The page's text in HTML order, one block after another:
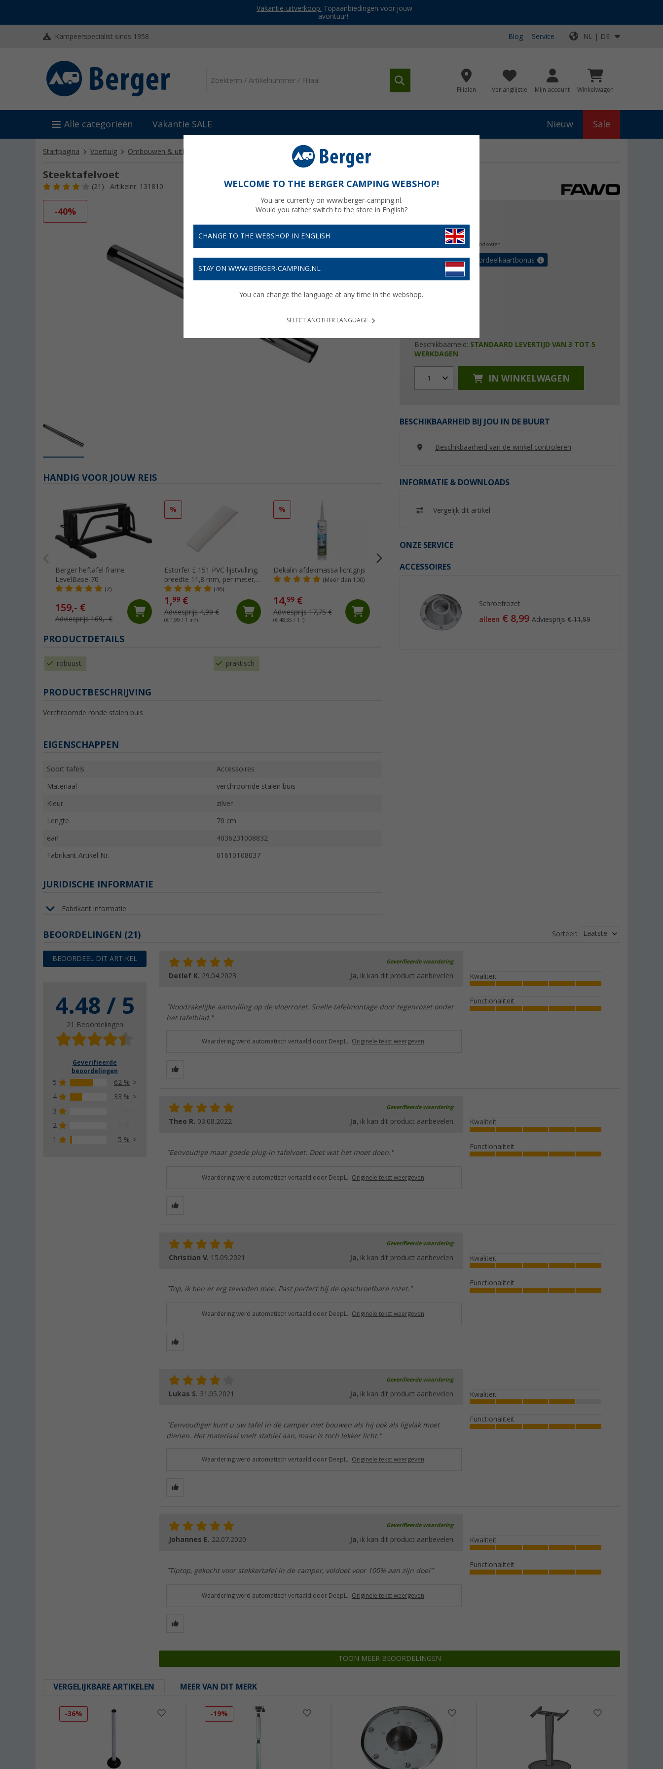
Vakantie-uitverkoop: Topaanbiedingen voor jouw
avontuur!
Kampeerspecialist sinds 1958 Blog Service NL | DE
Filialen Verlanglijstje Mijn account Winkelwagen
Alle categorieën Vakantie SALE Nieuw Sale
Startpagina Voertuig Ombouwen & uitbouwen Tafelsteunpoten en onderstellen Steektafelvoet
Steektafelvoet
(21) Artikelnr: 131810
-40%
€ 15,99
Prijzen incl. BTWplus verzendkosten
Verzeker tot 5% voordeelkaartbonus
Beschikbaarheid: STANDAARD LEVERTIJD VAN 3 TOT 5
WERKDAGEN
1 IN WINKELWAGEN
BESCHIKBAARHEID BIJ JOU IN DE BUURT
Beschikbaarheid van de winkel controleren
INFORMATIE & DOWNLOADS
Vergelijk dit artikel
ONZE SERVICE
ACCESSOIRES
Schroefrozet
alleen € 8,99Adviesprijs€ 11,99
HANDIG VOOR JOUW REIS
Berger heftafel frame
LevelBase-70
(2)
159,- €
Adviesprijs 169,- €
%
Estorfer E 151 PVC-lijstvulling,
breedte 11,8 mm, per meter,
wit
(46)
1,99 €
Adviesprijs 4,99 €
(€ 1,99 / 1 m²)
%
Dekalin afdekmassa lichtgrijs
(Meer dan 100)
14,99 €
Adviesprijs 17,75 €
(€ 48,35 / 1 l)
Berger chenille pluizig gordijn
Adviesprijs 39,99 €
10, €
(€ 36,63 / 1 l)
PRODUCTDETAILS
robuust praktisch
PRODUCTBESCHRIJVING
Verchroomde ronde stalen buis
EIGENSCHAPPEN
Soort tafels Accessoires
Materiaal verchroomde stalen buis
Kleur zilver
Lengte 70 cm
ean 4036231008832
Fabrikant Artikel Nr. 01610T08037
JURIDISCHE INFORMATIE
Fabrikant informatie
BEOORDELINGEN (21)
BEOORDEEL DIT ARTIKEL
4.48 / 5
21 Beoordelingen
Geverifieerde
beoordelingen
5
62 %
4
33 %
3
2
1
5 %
Sorteer: Laatste
Geverifieerde waardering
Detlef K. 29.04.2023 Ja, ik kan dit product aanbevelen
"Noodzakelijke aanvulling op de vloerrozet. Snelle tafelmontage door tegenrozet onder
het tafelblad."
Kwaliteit
Functionaliteit
Waardering werd automatisch vertaald door DeepL. Originele tekst weergeven
Geverifieerde waardering
Theo R. 03.08.2022 Ja, ik kan dit product aanbevelen
"Eenvoudige maar goede plug-in tafelvoet. Doet wat het moet doen."
Kwaliteit
Functionaliteit
Waardering werd automatisch vertaald door DeepL. Originele tekst weergeven
Geverifieerde waardering
Christian V. 15.09.2021 Ja, ik kan dit product aanbevelen
"Top, ik ben er erg tevreden mee. Past perfect bij de opschroefbare rozet."
Kwaliteit
Functionaliteit
Waardering werd automatisch vertaald door DeepL. Originele tekst weergeven
Geverifieerde waardering
Lukas S. 31.05.2021 Ja, ik kan dit product aanbevelen
"Eenvoudiger kunt u uw tafel in de camper niet bouwen als hij ook als ligvlak moet
dienen. Het materiaal voelt stabiel aan, maar is toch lekker licht."
Kwaliteit
Functionaliteit
Waardering werd automatisch vertaald door DeepL. Originele tekst weergeven
Geverifieerde waardering
Johannes E. 22.07.2020 Ja, ik kan dit product aanbevelen
"Tiptop, gekocht voor stekkertafel in de camper, voldoet voor 100% aan zijn doel"
Kwaliteit
Functionaliteit
Waardering werd automatisch vertaald door DeepL. Originele tekst weergeven
TOON MEER BEOORDELINGEN
VERGELIJKBARE ARTIKELEN MEER VAN DIT MERK
-36% -19%
WELCOME TO THE BERGER CAMPING WEBSHOP!
You are currently on www.berger-camping.nl.
Would you rather switch to the store in English?
CHANGE TO THE WEBSHOP IN ENGLISH
STAY ON WWW.BERGER-CAMPING.NL
You can change the language at any time in the webshop.
SELECT ANOTHER LANGUAGE